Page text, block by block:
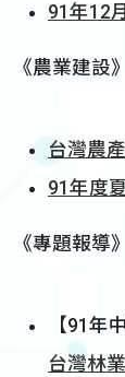
91年12
《農業建設》
台灣農
91年度
《專題報導》
【91年
台灣林